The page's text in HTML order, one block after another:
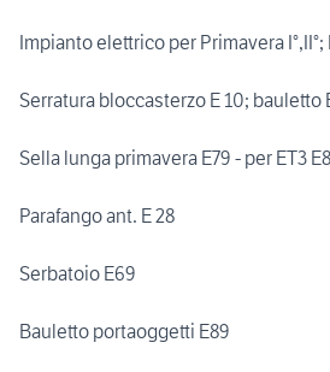
Impianto elettrico per Primavera I°,II°;
Serratura bloccasterzo E 10; bauletto
Sella lunga primavera E79 - per ET3
Parafango ant. E 28
Serbatoio E69
Bauletto portaoggetti E89